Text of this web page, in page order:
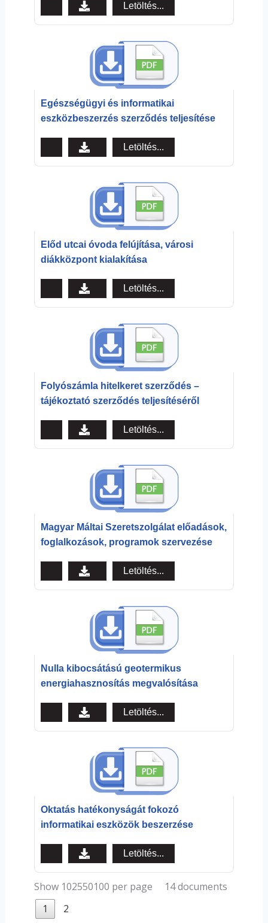
Letöltés...
Egészségügyi és informatikai
eszközbeszerzés szerződés teljesítése
Letöltés...
Előd utcai óvoda felújítása, városi
diákközpont kialakítása
Letöltés...
Folyószámla hitelkeret szerződés –
tájékoztató szerződés teljesítéséről
Letöltés...
Magyar Máltai Szeretszolgálat előadások,
foglalkozások, programok szervezése
Letöltés...
Nulla kibocsátású geotermikus
energiahasznosítás megvalósítása
Letöltés...
Oktatás hatékonyságát fokozó
informatikai eszközök beszerzése
Letöltés...
Show 102550100 per page
14 documents
1
2